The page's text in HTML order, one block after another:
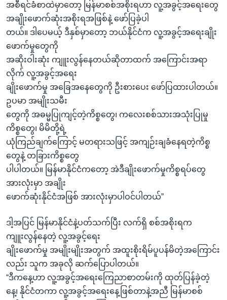
အစီရင်ခံစာထဲမှာတော့ မြန်မာစစ်အစိုးရဟာ လူ့အခွင့်အရေးတွေ
အချိုးဖောက်ဆုံးအစိုးရအဖြစ်နဲ့ ဖော်ပြခဲ့ပါ
တယ်။ ဒါပေမယ့် ဒီနှစ်မှာတော့ ဘယ်နိုင်ငံက လူ့အခွင့်အရေးချိုး
ဖောက်မှုတွေကို
အဆိုးဝါးဆုံး ကျူးလွန်နေတယ်ဆိုတာထက် အကြောင်းအရာ
လိုက် လူ့အခွင့်အရေး
ချိုးဖောက်မှု အခြေအနေတွေကို ဦးစားပေး ဖော်ပြထားပါတယ်။
ဥပမာ အမျိုးသမီး
တွေကို အဓမ္မပြုကျင့်တဲ့ကိစ္စတွေ၊ ကလေးစစ်သားအသုံးပြုမှု
ကိစ္စတွေ၊ မိမိတို့ရဲ့
ယုံကြည်ချက်ကြောင့် မတရားသဖြင့် အကျဉ်းချခံနေရတဲ့ကိစ္စ
တွေနဲ့ တခြားကိစ္စတွေ
ပါပါတယ်။ မြန်မာနိုင်ငံကတော့ အဲဒီချိုးဖောက်မှုကိစ္စရပ်တွေ
အားလုံးမှာ အချိုး
ဖောက်ဆုံးနိုင်ငံအဖြစ် အားလုံးမှာပါဝင်ပါတယ်”
ဒါ့အပြင် မြန်မာနိုင်ငံနဲ့ပတ်သက်ပြီး လက်ရှိ စစ်အစိုးရက
ကျူးလွန်နေတဲ့ လူ့အခွင့်ရေး
ချိုးဖောက်မှု အမျိုးမျိုးအတွက် အထူးစိုးရိမ်ပူပန်မိတဲ့အကြောင်း
လည်း သူက အခုလို ဆက်ပြောပါတယ်။
“ဒီကနေ့ဟာ လူ့အခွင့်အရေးကြေညာစာတမ်းကို ထုတ်ပြန်ခဲ့တဲ့
နေ့၊ နိုင်ငံတကာ လူ့အခွင့်အရေးနေ့ဖြစ်တာနဲ့အညီ မြန်မာစစ်